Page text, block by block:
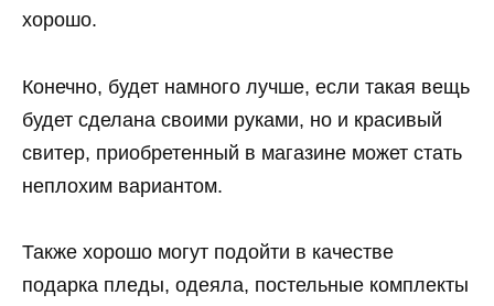
хорошо.
Конечно, будет намного лучше, если такая вещь
будет сделана своими руками, но и красивый
свитер, приобретенный в магазине может стать
неплохим вариантом.
Также хорошо могут подойти в качестве
подарка пледы, одеяла, постельные комплекты